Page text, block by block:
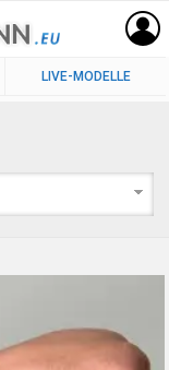
LIVE-MODELLE